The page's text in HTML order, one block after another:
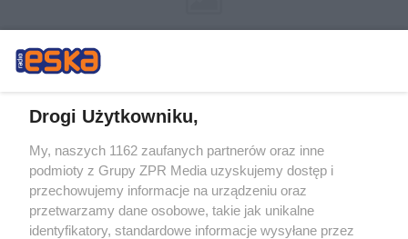
Drogi Użytkowniku,
My, naszych 1162 zaufanych partnerów oraz inne
podmioty z Grupy ZPR Media uzyskujemy dostęp i
przechowujemy informacje na urządzeniu oraz
przetwarzamy dane osobowe, takie jak unikalne
identyfikatory, standardowe informacje wysyłane przez